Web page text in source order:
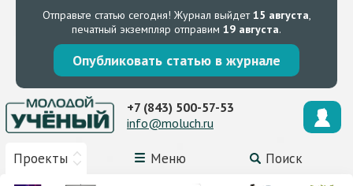
Отправьте статью сегодня! Журнал выйдет15 августа,
печатный экземпляр отправим 19 августа.
Опубликовать статью в журнале
Проекты Меню Поиск
+7 (843) 500-57-53
info@moluch.ru